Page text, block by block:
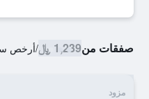
صفقات من1,239 ﷼ /أرخص
مزود